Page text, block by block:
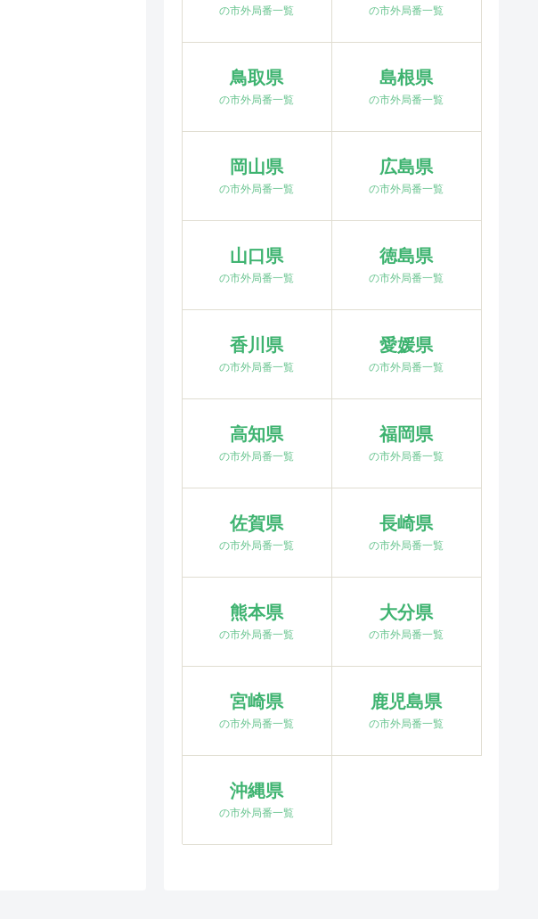
の市外局番一覧 の市外局番一覧
鳥取県
の市外局番一覧
島根県
の市外局番一覧
岡山県
の市外局番一覧
広島県
の市外局番一覧
山口県
の市外局番一覧
徳島県
の市外局番一覧
香川県
の市外局番一覧
愛媛県
の市外局番一覧
高知県
の市外局番一覧
福岡県
の市外局番一覧
佐賀県
の市外局番一覧
長崎県
の市外局番一覧
熊本県
の市外局番一覧
大分県
の市外局番一覧
宮崎県
の市外局番一覧
鹿児島県
の市外局番一覧
沖縄県
の市外局番一覧